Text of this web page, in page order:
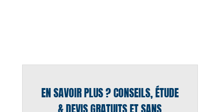
EN SAVOIR PLUS ? CONSEILS, ÉTUDE